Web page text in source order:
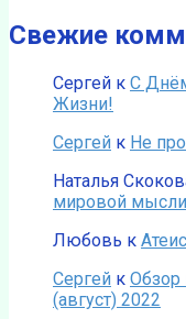
Свежие
Сергей к С
Жизни!
Сергей к Не
Наталья
мировой мысли
Любовь к
Сергей к Обзор
(август) 2022